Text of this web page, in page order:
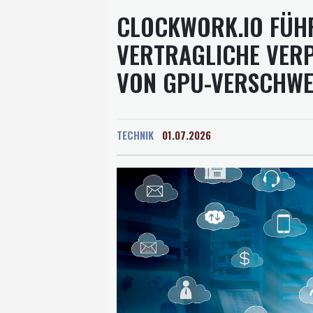
CLOCKWORK.IO
VERTRAGLICHE
VON GPU-
TECHNIK 01.07.2026